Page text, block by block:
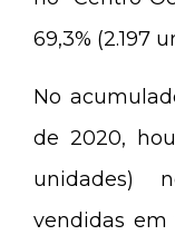
69,3% (2.197
No
de 2020,
unidades)
vendidas em